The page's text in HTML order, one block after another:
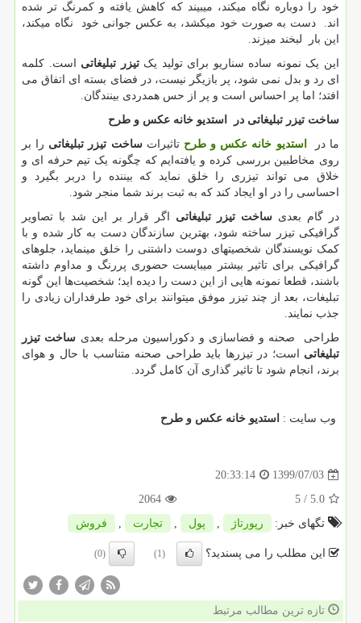
خود را دوباره نگاه میکند، میبیند که کاهش یافته و کمرنگ تر شده
اند. دست به صورت خود میکشد، به عکس جوانی خود نگاه میکند،
این بار لبخند میزند.
این یک نمونه ساده سناریو برای تولید یکتیزر تبلیغاتی است. کلمه
ای رد و بدل نمی شود، پر بازیگر نیست، در فضای بسته ای اتفاق می
افتد؛ اما پر احساس است و پر از حس همدردی بینندگان.
ساخت تیزر تبلیغاتی در
استدیو خانه عکس و طرح
ما در
استدیو خانه عکس و طرح تاثیراتساخت تیزر تبلیغاتی را بر
روی مخاطبین بررسی کرده و یافته‌ایم که چگونه یک تیم حرفه ای و
خلاق می تواند تیزری را خلق نماید که بیننده را دربر بگیرد و
احساسی را در او ایجاد کند که به ثبت برند شما منجر شود.
در گام بعدی ساخت تیزر تبلیغاتی اگر قرار بر این شد با تصاویر
گرافیکی تیزر ساخته شود، بهترین سازندگان دست به کار شده و با
کمک نویسندگان شخصیتهای دوست داشتنی را خلق مینماید، جلوهای
گرافیکی برای تاثیر بیشتر میبایست حضوری پررنگ و مداوم داشته
باشند، قطعا نمونه هایی از این دست را دیده اید؛ شخصیت‌ها این گونه
تبلیغات، بعد از چند تیزر موفق میتوانند برای خود طرفداران زیادی را
جذب نمایند.
طراحی صحنه و فضاسازی و دکوراسیون مرحله بعدی ساخت تیزر
تبلیغاتی است؛ در تیزرها باید طراحی صحنه متناسب با حال و هوای
برند، انجام شود تا تاثیر گذاری آن کامل گردد.
وب سایت : استدیو خانه عکس و طرح
1399/07/03
20:33:14
5.0
/ 5
2064
تگهای خبر:
رپورتاژ , پول , تجارت , فروش
این مطلب را می پسندید؟ (1)
(0)
تازه ترین مطالب مرتبط